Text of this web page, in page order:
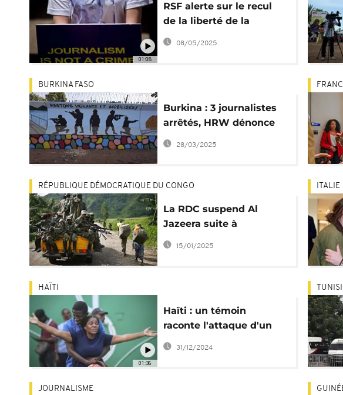
01:08
RSF alerte sur le recul
de la liberté de la
presse dans le monde
08/05/2025
BURKINA FASO
Burkina : 3 journalistes
arrêtés, HRW dénonce
la répression des
médias
28/03/2025
RÉPUBLIQUE DÉMOCRATIQUE DU CONGO
La RDC suspend Al
Jazeera suite à
l'interview du chef du
15/01/2025
ITALIE
01:36
HAÏTI
Haïti : un témoin
raconte l'attaque d'un
hôpital de Port-au-
Prince
31/12/2024
JOURNALISME